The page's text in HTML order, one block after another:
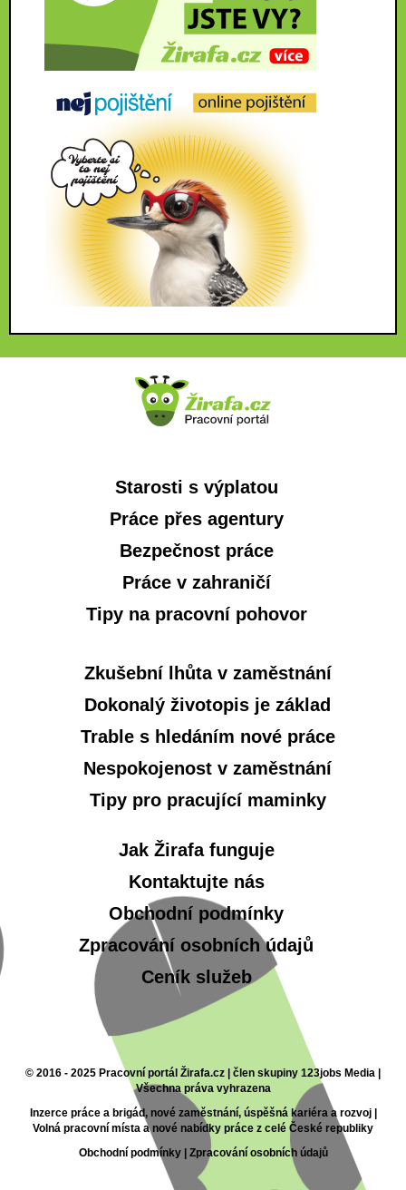
Starosti s výplatou
Práce přes agentury
Bezpečnost práce
Práce v zahraničí
Tipy na pracovní pohovor
Zkušební lhůta v zaměstnání
Dokonalý životopis je základ
Trable s hledáním nové práce
Nespokojenost v zaměstnání
Tipy pro pracující maminky
Jak Žirafa funguje
Kontaktujte nás
Obchodní podmínky
Zpracování osobních údajů
Ceník služeb
© 2016 - 2025 Pracovní portál Žirafa.cz | člen skupiny 123jobs Media |
Všechna práva vyhrazena
Inzerce práce a brigád, nové zaměstnání, úspěšná kariéra a rozvoj |
Volná pracovní místa a nové nabídky práce z celé České republiky
Obchodní podmínky| Zpracování osobních údajů